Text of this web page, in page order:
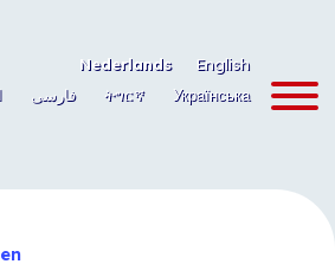
Nederlands
English
فارسی ትግርኛ Українська